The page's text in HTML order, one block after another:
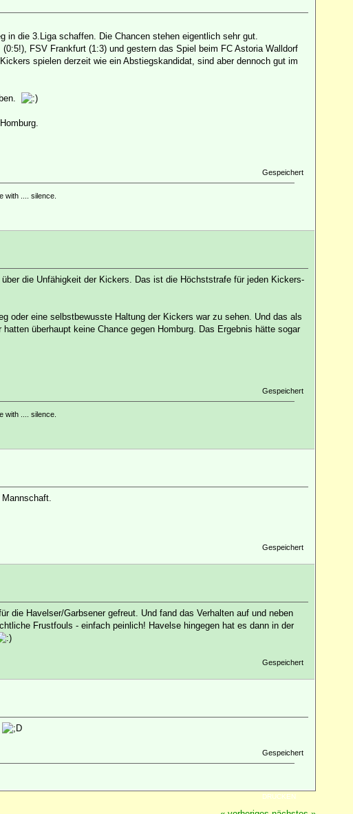
in die 3.Liga schaffen. Die Chancen stehen eigentlich sehr gut.
FSV Frankfurt (1:3) und gestern das Spiel beim FC Astoria Walldorf
spielen derzeit wie ein Abstiegskandidat, sind aber dennoch gut im
Gespeichert
with .... silence.
die Unfähigkeit der Kickers. Das ist die Höchststrafe für jeden Kickers-
oder eine selbstbewusste Haltung der Kickers war zu sehen. Und das als
überhaupt keine Chance gegen Homburg. Das Ergebnis hätte sogar
Gespeichert
with .... silence.
Gespeichert
die Havelser/Garbsener gefreut. Und fand das Verhalten auf und neben
Frustfouls - einfach peinlich! Havelse hingegen hat es dann in der
Gespeichert
Gespeichert
DRUCKEN